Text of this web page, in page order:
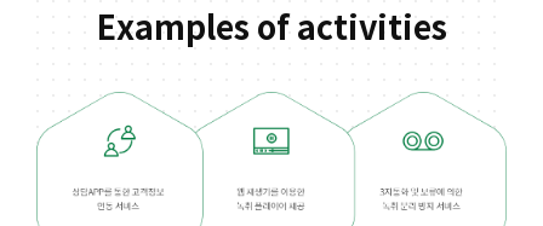
Examples of activities